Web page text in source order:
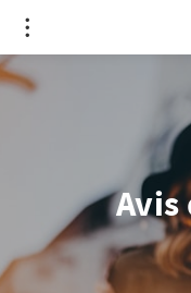
Avis